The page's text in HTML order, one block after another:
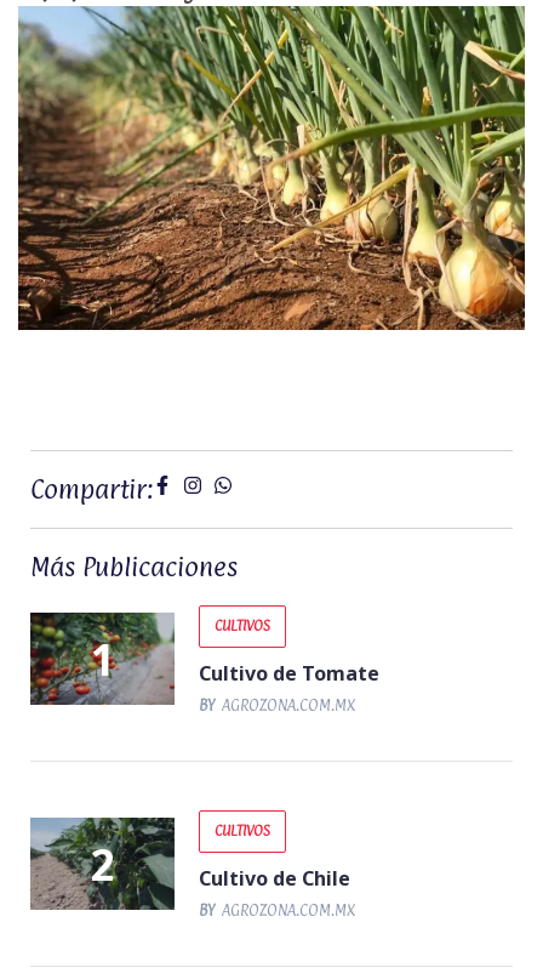
Compartir:
Más Publicaciones
CULTIVOS
Cultivo de Tomate
BY AGROZONA.COM.MX
CULTIVOS
Cultivo de Chile
BY AGROZONA.COM.MX